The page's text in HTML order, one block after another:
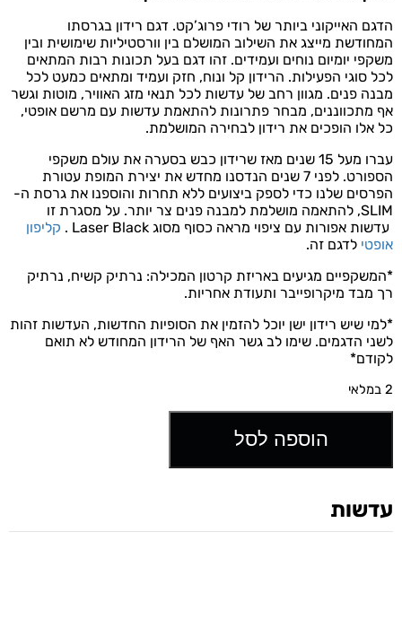
הדגם האייקוני ביותר של רודי פרוג’קט. דגם רידון בגרסתו
המחודשת מייצג את השילוב המושלם בין וורסטיליות שימושית ובין
משקפי יומיום נוחים ועמידים. זהו דגם בעל תכונות רבות המתאים
לכל סוגי הפעילות. הרידון קל ונוח, חזק ועמיד ומתאים כמעט לכל
מבנה פנים. מגוון רחב של עדשות לכל תנאי מזג האוויר, מוטות וגשר
אף מתכווננים, מבחר פתרונות להתאמת עדשות עם מרשם אופטי,
כל אלו הופכים את רידון לבחירה המושלמת.
עברו מעל 15 שנים מאז שרידון כבש בסערה את עולם משקפי
הספורט. לפני 7 שנים הנדסנו מחדש את יצירת המופת עטורת
הפרסים שלנו כדי לספק ביצועים ללא תחרות והוספנו את גרסת ה-
SLIM, להתאמה מושלמת למבנה פנים צר יותר. על מסגרת זו
עדשות אפורות עם ציפוי מראה כסוף מסוג Laser Black .
קליפון
אופטי לדגם זה.
*המשקפיים מגיעים באריזת קרטון המכילה: נרתיק קשיח, נרתיק
רך מבד מיקרופייבר ותעודת אחריות.
*למי שיש רידון ישן יוכל להזמין את הסופיות החדשות, העדשות זהות
לשני הדגמים. שימו לב גשר האף של הרידון המחודש לא תואם
לקודם*
2 במלאי
הוספה לסל
עדשות